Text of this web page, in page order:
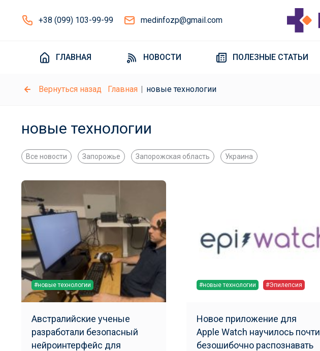
+38 (099) 103-99-99 medinfozp@gmail.com
ГЛАВНАЯ НОВОСТИ ПОЛЕЗНЫЕ СТАТЬИ
Вернуться назад Главная новые технологии
новые технологии
Все новости Запорожье Запорожская область Украина
#новые технологии
Австралийские ученые
разработали безопасный
нейроинтерфейс для
#новые технологии #Эпилепсия
Новое приложение для
Apple Watch научилось почти
безошибочно распознавать